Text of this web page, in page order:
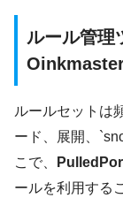
ルール管
ルールセットは
ード、展開、
こで、
ールを利用する